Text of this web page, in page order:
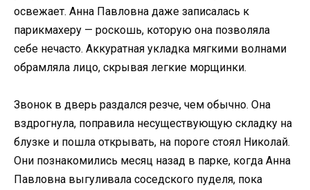
освежает. Анна Павловна даже записалась к
парикмахеру — роскошь, которую она позволяла
себе нечасто. Аккуратная укладка мягкими волнами
обрамляла лицо, скрывая легкие морщинки.
Звонок в дверь раздался резче, чем обычно. Она
вздрогнула, поправила несуществующую складку на
блузке и пошла открывать, на пороге стоял Николай.
Они познакомились месяц назад в парке, когда Анна
Павловна выгуливала соседского пуделя, пока